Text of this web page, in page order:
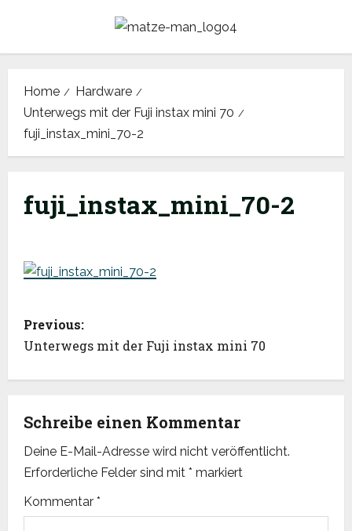
content
Home
Hardware
Unterwegs mit der Fuji instax mini 70
fuji_instax_mini_70-2
fuji_instax_mini_70-2
P
o
s
t
n
a
v
Previous:
Unterwegs mit der Fuji instax mini 70
Schreibe einen Kommentar
Deine E-Mail-Adresse wird nicht veröffentlicht.
Erforderliche Felder sind mit * markiert
Kommentar *